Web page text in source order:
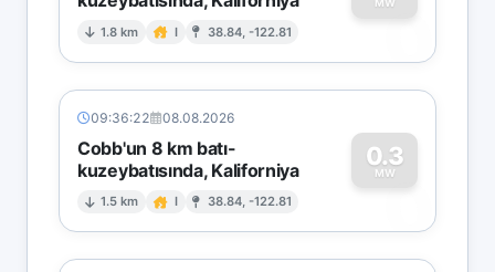
1.8 km I 38.84, -122.81
MW
0
09:36:22 08.08.2026
Cobb'un 8 km batı-
kuzeybatısında, Kaliforniya
1.5 km I 38.84, -122.81
0.3
MW
0